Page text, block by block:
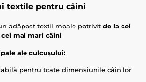
textile pentru câini
adăpost textil moale potrivit de la cei
mai mari câini
ale culcușului:
pentru toate dimensiunile câinilor